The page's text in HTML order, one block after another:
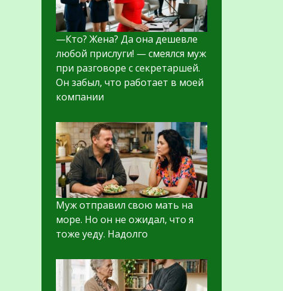
—Кто? Жена? Да она дешевле
любой прислуги! — смеялся муж
при разговоре с секретаршей.
Он забыл, что работает в моей
компании
Муж отправил свою мать на
море. Но он не ожидал, что я
тоже уеду. Надолго